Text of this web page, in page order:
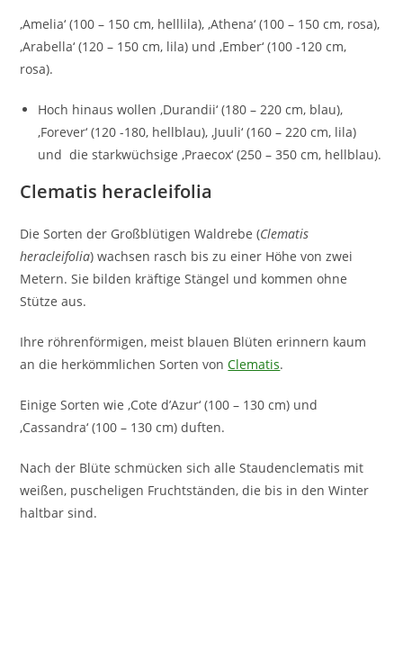
‚Amelia‘ (100 – 150 cm, helllila), ‚Athena‘ (100 – 150 cm, rosa),
‚Arabella‘ (120 – 150 cm, lila) und ‚Ember‘ (100 -120 cm,
rosa).
Hoch hinaus wollen ‚Durandii‘ (180 – 220 cm, blau),
‚Forever‘ (120 -180, hellblau), ‚Juuli‘ (160 – 220 cm, lila)
und die starkwüchsige ‚Praecox‘ (250 – 350 cm, hellblau).
Clematis heracleifolia
Die Sorten der Großblütigen Waldrebe (Clematis
heracleifolia) wachsen rasch bis zu einer Höhe von zwei
Metern. Sie bilden kräftige Stängel und kommen ohne
Stütze aus.
Ihre röhrenförmigen, meist blauen Blüten erinnern kaum
an die herkömmlichen Sorten vonClematis.
Einige Sorten wie ‚Cote d’Azur‘ (100 – 130 cm) und
‚Cassandra‘ (100 – 130 cm) duften.
Nach der Blüte schmücken sich alle Staudenclematis mit
weißen, puscheligen Fruchtständen, die bis in den Winter
haltbar sind.